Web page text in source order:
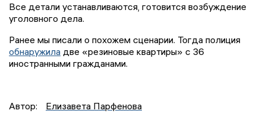
Все детали устанавливаются, готовится возбуждение
уголовного дела.
Ранее мы писали о похожем сценарии. Тогда полиция
обнаружила две «резиновые квартиры» с 36
иностранными гражданами.
Автор: Елизавета Парфенова